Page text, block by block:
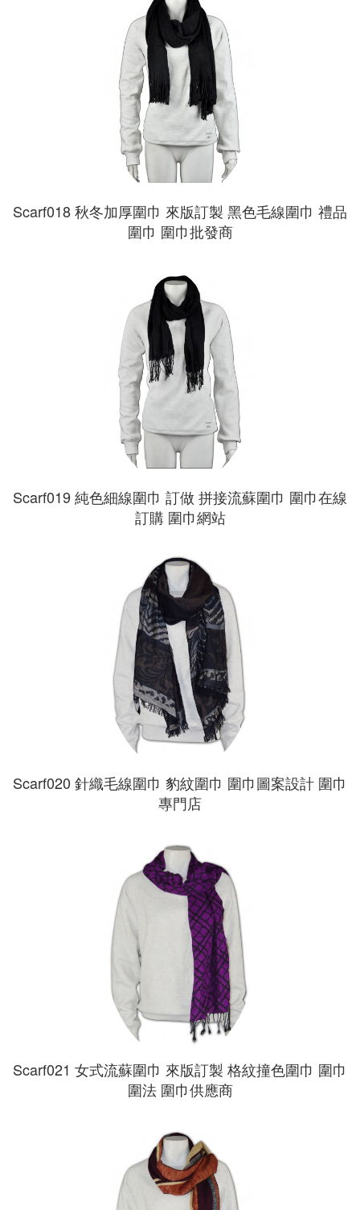
Scarf018 秋冬加厚圍巾 來版訂製 黑色毛線圍巾 禮品
圍巾 圍巾批發商
Scarf019 純色細線圍巾 訂做 拼接流蘇圍巾 圍巾在線
訂購 圍巾網站
Scarf020 針織毛線圍巾 豹紋圍巾 圍巾圖案設計 圍巾
專門店
Scarf021 女式流蘇圍巾 來版訂製 格紋撞色圍巾 圍巾
圍法 圍巾供應商